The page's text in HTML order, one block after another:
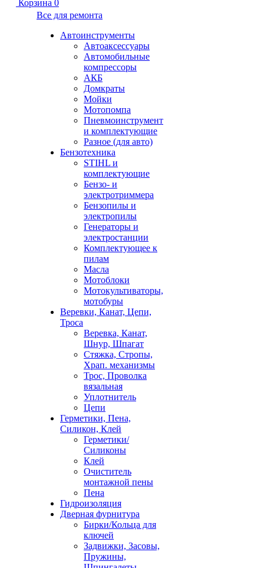
Корзина 0
Все для ремонта
Автоинструменты
Автоаксессуары
Автомобильные
компрессоры
АКБ
Домкраты
Мойки
Мотопомпа
Пневмоинструмент
и комплектующие
Разное (для авто)
Бензотехника
STIHL и
комплектующие
Бензо- и
электротриммера
Бензопилы и
электропилы
Генераторы и
электростанции
Комплектующее к
пилам
Масла
Мотоблоки
Мотокультиваторы,
мотобуры
Веревки, Канат, Цепи,
Троса
Веревка, Канат,
Шнур, Шпагат
Стяжка, Стропы,
Храп. механизмы
Трос, Проволка
вязальная
Уплотнитель
Цепи
Герметики, Пена,
Силикон, Клей
Герметики/
Силиконы
Клей
Очиститель
монтажной пены
Пена
Гидроизоляция
Дверная фурнитура
Бирки/Кольца для
ключей
Задвижки, Засовы,
Пружины,